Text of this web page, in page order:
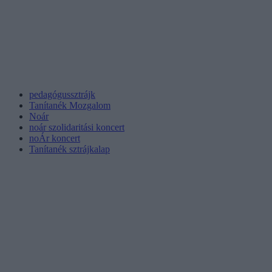
pedagógussztrájk
Tanítanék Mozgalom
Noár
noár szolidaritási koncert
noÁr koncert
Tanítanék sztrájkalap